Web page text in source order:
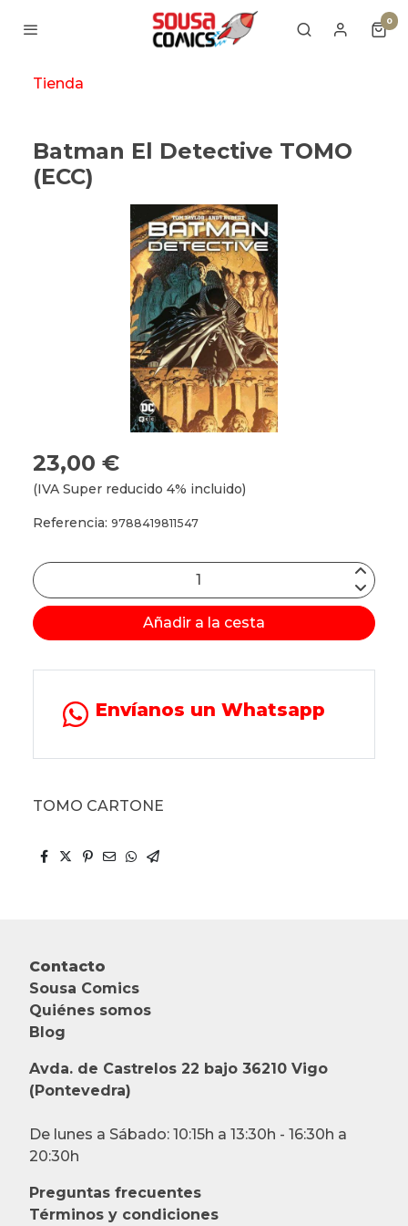
0
Tienda
Batman El Detective TOMO
(ECC)
23,00 €
(IVA Super reducido 4% incluido)
Referencia: 9788419811547
Añadir a la cesta
Envíanos un Whatsapp
TOMO CARTONE
Contacto
Sousa Comics
Quiénes somos
Blog
Avda. de Castrelos 22 bajo 36210 Vigo
(Pontevedra)
De lunes a Sábado: 10:15h a 13:30h - 16:30h a
20:30h
Preguntas frecuentes
Términos y condiciones